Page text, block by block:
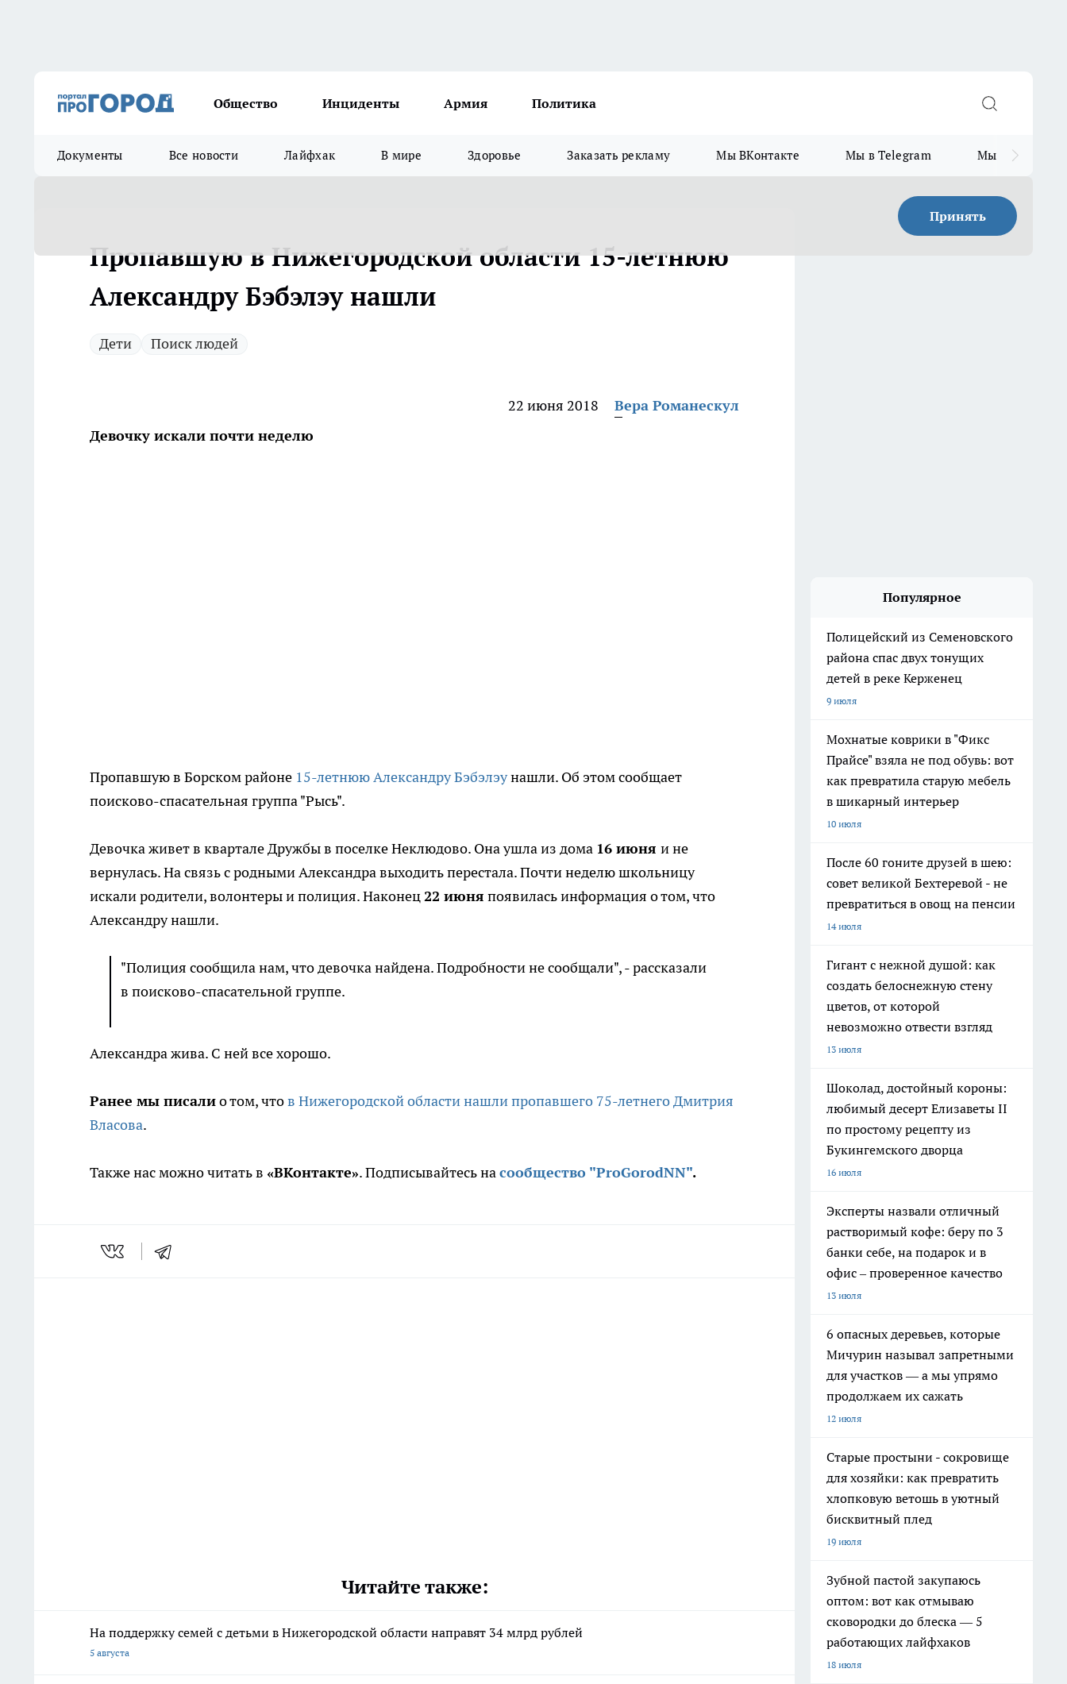
Общество Инциденты Армия Политика
Документы Все новости Лайфхак В мире Здоровье Заказать рекламу Мы ВКонтакте Мы в Telegram Мы в MAX
Принять
Пропавшую в Нижегородской области 15-летнюю
Александру Бэбэлэу нашли
Дети Поиск людей
22 июня 2018
Вера Романескул
Девочку искали почти неделю
Пропавшую в Борском районе 15-летнюю Александру Бэбэлэунашли. Об этом сообщает
поисково-спасательная группа "Рысь".
Девочка живет в квартале Дружбы в поселке Неклюдово. Она ушла из дома 16 июня и не
вернулась. На связь с родными Александра выходить перестала. Почти неделю школьницу
искали родители, волонтеры и полиция. Наконец22 июня появилась информация о том, что
Александру нашли.
"Полиция сообщила нам, что девочка найдена. Подробности не сообщали", - рассказали
в поисково-спасательной группе.
Александра жива. С ней все хорошо.
Ранее мы писалио том, чтов Нижегородской области нашли пропавшего 75-летнего Дмитрия
Власова.
Также нас можно читать в «ВКонтакте». Подписывайтесь насообщество "ProGorodNN".
Читайте также:
На поддержку семей с детьми в Нижегородской области направят 34 млрд рублей
5 августа
Популярное
Полицейский из Семеновского
района спас двух тонущих
детей в реке Керженец
9 июля
Мохнатые коврики в "Фикс
Прайсе" взяла не под обувь: вот
как превратила старую мебель
в шикарный интерьер
10 июля
После 60 гоните друзей в шею:
совет великой Бехтеревой - не
превратиться в овощ на пенсии
14 июля
Гигант с нежной душой: как
создать белоснежную стену
цветов, от которой
невозможно отвести взгляд
13 июля
Шоколад, достойный короны:
любимый десерт Елизаветы II
по простому рецепту из
Букингемского дворца
16 июля
Эксперты назвали отличный
растворимый кофе: беру по 3
банки себе, на подарок и в
офис – проверенное качество
13 июля
6 опасных деревьев, которые
Мичурин называл запретными
для участков — а мы упрямо
продолжаем их сажать
12 июля
Старые простыни - сокровище
для хозяйки: как превратить
хлопковую ветошь в уютный
бисквитный плед
19 июля
Зубной пастой закупаюсь
оптом: вот как отмываю
сковородки до блеска — 5
работающих лайфхаков
18 июля